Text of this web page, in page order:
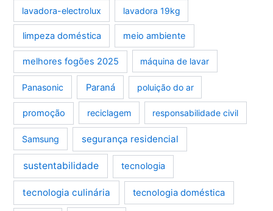
lavadora-electrolux lavadora 19kg
limpeza doméstica meio ambiente
melhores fogões 2025 máquina de lavar
Panasonic Paraná poluição do ar
promoção reciclagem responsabilidade civil
Samsung segurança residencial
sustentabilidade tecnologia
tecnologia culinária tecnologia doméstica